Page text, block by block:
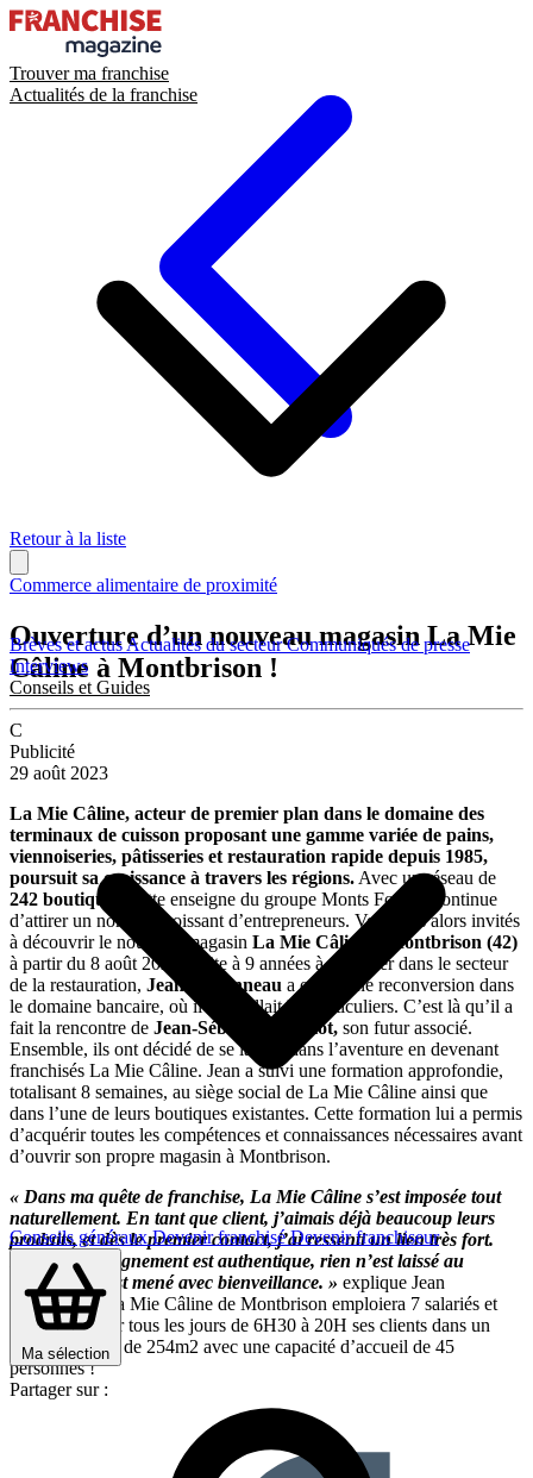
Trouver ma franchise
Actualités de la franchise
Brèves et actusActualités du secteurCommuniqués de presse
Interviews
Conseils et Guides
Conseils générauxDevenir franchiséDevenir franchiseur
Ma sélection
Retour à la liste
Commerce alimentaire de proximité
Ouverture d’un nouveau magasin La Mie
Câline à Montbrison !
C
Publicité
29 août 2023
La Mie Câline, acteur de premier plan dans le domaine des
terminaux de cuisson proposant une gamme variée de pains,
viennoiseries, pâtisseries et restauration rapide depuis 1985,
poursuit sa croissance à travers les régions. Avec un réseau de
242 boutiques,
cette enseigne du groupe Monts Fournil continue
d’attirer un nombre croissant d’entrepreneurs. Vous êtes alors invités
à découvrir le nouveau magasin La Mie Câline à Montbrison (42)
à partir du 8 août 2023. Suite à 9 années à travailler dans le secteur
de la restauration, Jean Babonneau a opéré une reconversion dans
le domaine bancaire, où il conseillait les particuliers. C’est là qu’il a
fait la rencontre de Jean-Sébastien Capiot, son futur associé.
Ensemble, ils ont décidé de se lancer dans l’aventure en devenant
franchisés La Mie Câline. Jean a suivi une formation approfondie,
totalisant 8 semaines, au siège social de La Mie Câline ainsi que
dans l’une de leurs boutiques existantes. Cette formation lui a permis
d’acquérir toutes les compétences et connaissances nécessaires avant
d’ouvrir son propre magasin à Montbrison.
« Dans ma quête de franchise, La Mie Câline s’est imposée tout
naturellement. En tant que client, j’aimais déjà beaucoup leurs
produits, et dès le premier contact, j’ai ressenti un lien très fort.
Leur accompagnement est authentique, rien n’est laissé au
hasard, tout est mené avec bienveillance. » explique Jean
Babonneau. La Mie Câline de Montbrison emploiera 7 salariés et
pourra recevoir tous les jours de 6H30 à 20H ses clients dans un
grand magasin de 254m2 avec une capacité d’accueil de 45
personnes !
Partager sur :